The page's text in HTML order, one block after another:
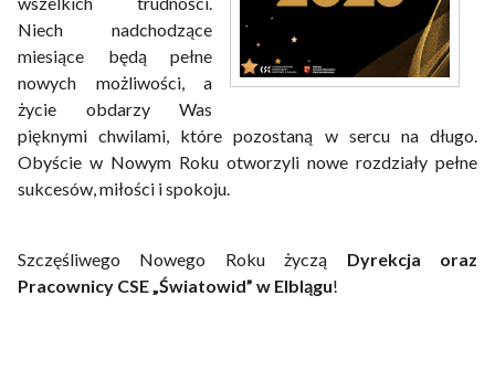
Niech nadchodzące
miesiące będą pełne
nowych możliwości, a
życie obdarzy Was
pięknymi chwilami, które pozostaną w sercu na długo.
Obyście w Nowym Roku otworzyli nowe rozdziały pełne
sukcesów, miłości i spokoju.
Szczęśliwego Nowego Roku życzą Dyrekcja oraz
Pracownicy CSE „Światowid” w Elblągu!